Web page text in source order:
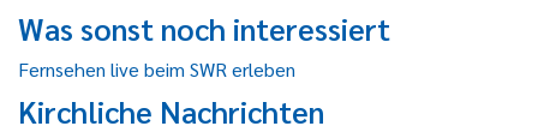
Was sonst noch interessiert
Fernsehen live beim SWR erleben
Kirchliche Nachrichten